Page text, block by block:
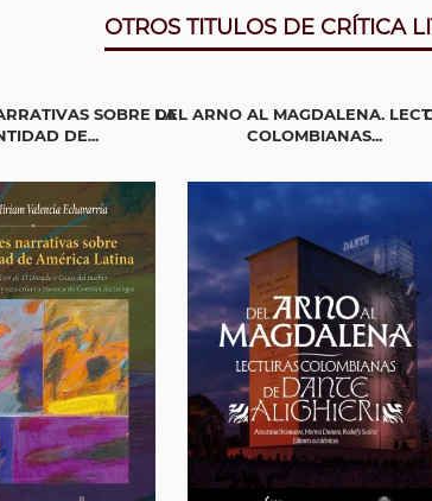
OTROS TITULOS DE CRÍTICA
SOBRE LA
DE...
DEL ARNO AL MAGDALENA.
COLOMBIANAS...